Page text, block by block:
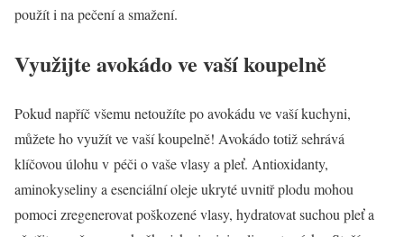
použít i na pečení a smažení.
Využijte avokádo ve vaší koupelně
Pokud napříč všemu netoužíte po avokádu ve vaší kuchyni,
můžete ho využít ve vaší koupelně! Avokádo totiž sehrává
klíčovou úlohu v péči o vaše vlasy a pleť. Antioxidanty,
aminokyseliny a esenciální oleje ukryté uvnitř plodu mohou
pomoci zregenerovat poškozené vlasy, hydratovat suchou pleť a